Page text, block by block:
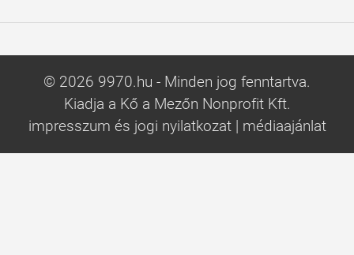
© 2026 9970.hu - Minden jog fenntartva.
Kiadja a Kő a Mezőn Nonprofit Kft.
impresszum és jogi nyilatkozat| médiaajánlat